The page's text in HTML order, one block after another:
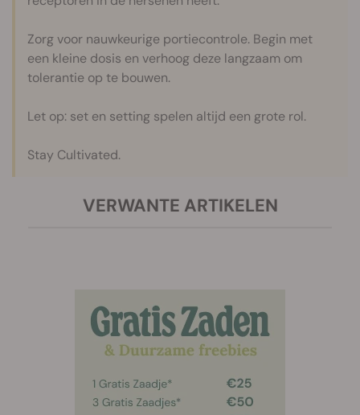
Zorg voor nauwkeurige portiecontrole. Begin met
een kleine dosis en verhoog deze langzaam om
tolerantie op te bouwen.
Let op: set en setting spelen altijd een grote rol.
Stay Cultivated.
VERWANTE ARTIKELEN